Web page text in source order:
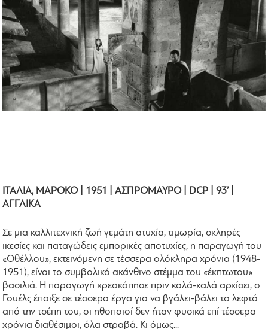
ΙΤΑΛΙΑ, ΜΑΡΟΚΟ | 1951 | ΑΣΠΡΟΜΑΥΡΟ | DCP | 93’ |
ΑΓΓΛΙΚΑ
Σε μια καλλιτεχνική ζωή γεμάτη ατυχία, τιμωρία, σκληρές
ικεσίες και παταγώδεις εμπορικές αποτυχίες, η παραγωγή του
«Οθέλλου», εκτεινόμενη σε τέσσερα ολόκληρα χρόνια (1948-
1951), είναι το συμβολικό ακάνθινο στέμμα του «έκπτωτου»
βασιλιά. Η παραγωγή χρεοκόπησε πριν καλά-καλά αρχίσει, ο
Γουέλς έπαιξε σε τέσσερα έργα για να βγάλει-βάλει τα λεφτά
από την τσέπη του, οι ηθοποιοί δεν ήταν φυσικά επί τέσσερα
χρόνια διαθέσιμοι, όλα στραβά. Κι όμως...